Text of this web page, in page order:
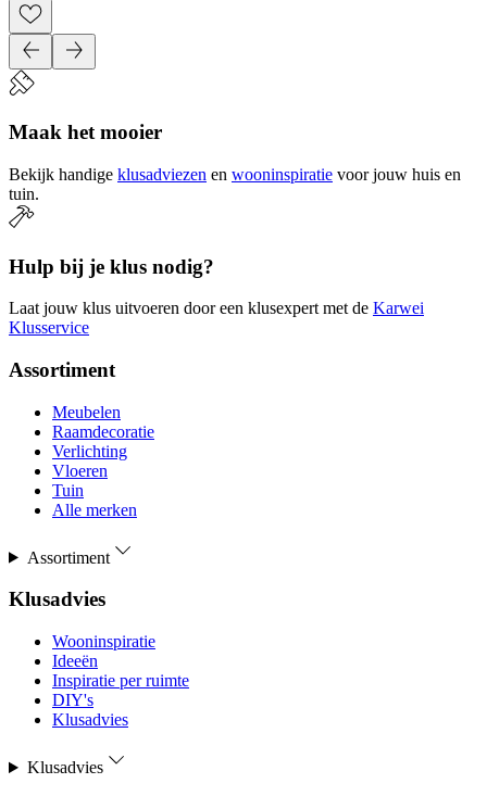
Maak het mooier
Bekijk handige klusadviezen en wooninspiratie voor jouw huis en
tuin.
Hulp bij je klus nodig?
Laat jouw klus uitvoeren door een klusexpert met de Karwei
Klusservice
Assortiment
Meubelen
Raamdecoratie
Verlichting
Vloeren
Tuin
Alle merken
Assortiment
Klusadvies
Wooninspiratie
Ideeën
Inspiratie per ruimte
DIY's
Klusadvies
Klusadvies